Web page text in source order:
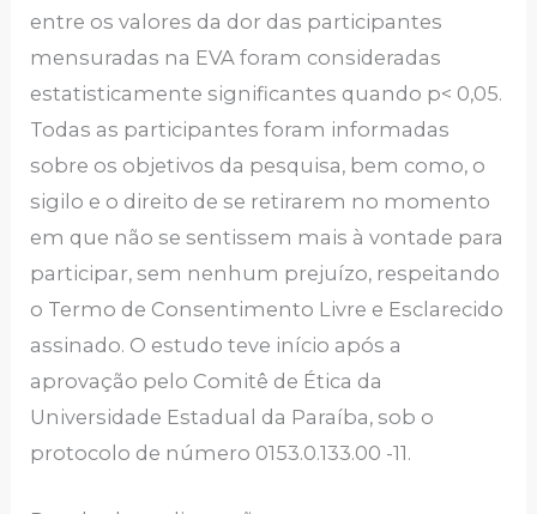
entre os valores da dor das participantes
mensuradas na EVA foram consideradas
estatisticamente significantes quando p< 0,05.
Todas as participantes foram informadas
sobre os objetivos da pesquisa, bem como, o
sigilo e o direito de se retirarem no momento
em que não se sentissem mais à vontade para
participar, sem nenhum prejuízo, respeitando
o Termo de Consentimento Livre e Esclarecido
assinado. O estudo teve início após a
aprovação pelo Comitê de Ética da
Universidade Estadual da Paraíba, sob o
protocolo de número 0153.0.133.00 -11.